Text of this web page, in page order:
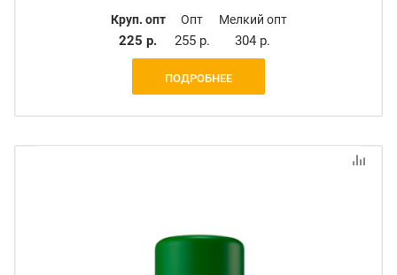
Круп. опт
225 р.
Опт
255 р.
Мелкий опт
304 р.
ПОДРОБНЕЕ